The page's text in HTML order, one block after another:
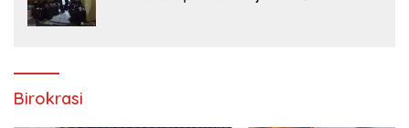
Birokrasi